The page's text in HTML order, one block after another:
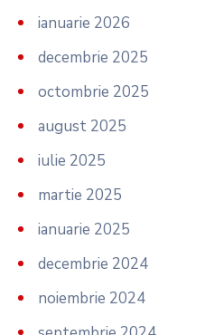
ianuarie 2026
decembrie 2025
octombrie 2025
august 2025
iulie 2025
martie 2025
ianuarie 2025
decembrie 2024
noiembrie 2024